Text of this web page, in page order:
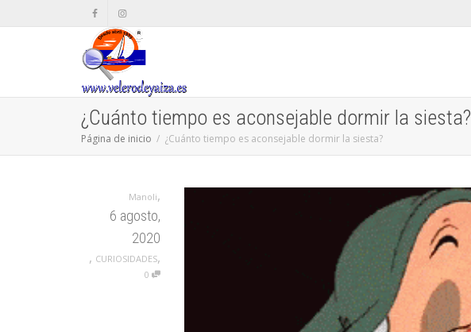
¿Cuánto tiempo es aconsejable dormir la siesta?
Página de inicio ¿Cuánto tiempo es aconsejable dormir la siesta?
Manoli,
6 agosto,
2020
, CURIOSIDADES,
0